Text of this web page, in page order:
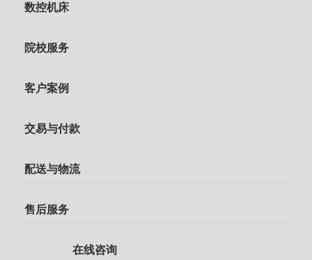
数控机床
院校服务
客户案例
交易与付款
配送与物流
售后服务
在线咨询